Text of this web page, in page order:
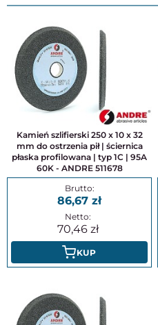
Kamień szlifierski 250 x 10 x 32
mm do ostrzenia pił | ściernica
płaska profilowana | typ 1C | 95A
60K - ANDRE 511678
86,67
70,46
KUP